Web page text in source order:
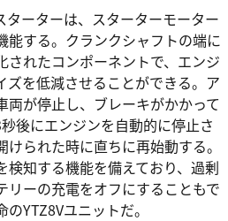
ターターは、スターターモーター
能する。クランクシャフトの端に
されたコンポーネントで、エンジ
ズを低減させることができる。ア
両が停止し、ブレーキがかかって
後にエンジンを自動的に停止さ
られた時に直ちに再始動する。
検知する機能を備えており、過剰
リーの充電をオフにすることもで
YTZ8Vユニットだ。